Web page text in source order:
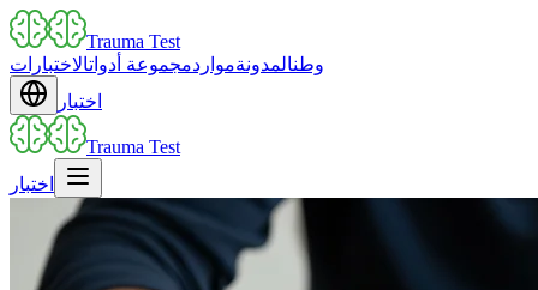
Trauma Test
وطنالمدونةمواردمجموعة أدواتالاختبارات
اختبار
Trauma Test
اختبار